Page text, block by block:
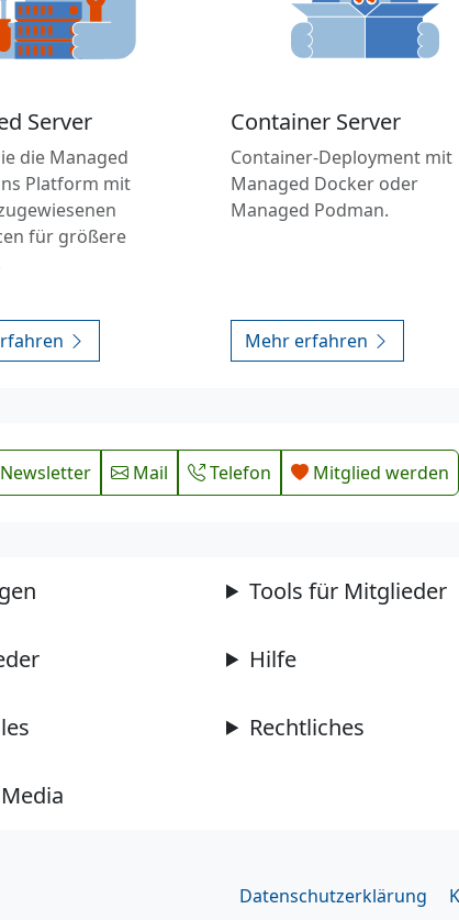
Server
die Managed
Platform mit
für größere
Container Server
Container-Deployment mit
Managed Docker oder
Managed Podman.
Mehr erfahren
Newsletter Mail Telefon Mitglied werden
Tools für Mitglieder
Hilfe
Rechtliches
Datenschutzerklärung